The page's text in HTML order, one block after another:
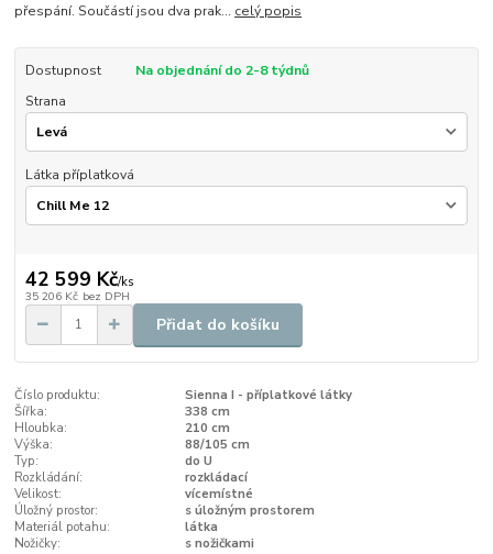
přespání. Součástí jsou dva prak... celý popis
Dostupnost
Na objednání do 2-8 týdnů
Strana
Látka příplatková
42 599 Kč/ks
35 206 Kč bez DPH
Přidat do košíku
Číslo produktu:
Sienna I - příplatkové látky
Šířka:
338 cm
Hloubka:
210 cm
Výška:
88/105 cm
Typ:
do U
Rozkládání:
rozkládací
Velikost:
vícemístné
Úložný prostor:
s úložným prostorem
Materiál potahu:
látka
Nožičky:
s nožičkami